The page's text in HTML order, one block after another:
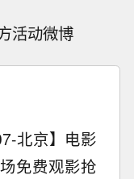
活动微博
北京】电影
免费观影抢